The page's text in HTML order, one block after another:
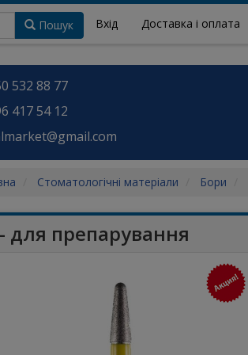
Вхід Доставка і оплата
Пошук
532 88 77
417 54 12
Стоматологічні матеріали Бори
для препарування